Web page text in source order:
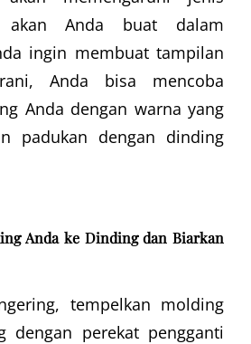
akan Anda buat dalam
ingin membuat tampilan
Anda bisa mencoba
Anda dengan warna yang
padukan dengan dinding
Anda ke Dinding dan Biarkan
tempelkan molding
dengan perekat pengganti